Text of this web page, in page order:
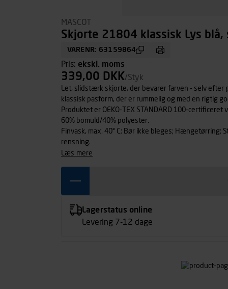
MASCOT
Skjorte 21804 klassisk Lys blå,
VARENR: 63159864
Pris: ekskl. moms
339,00 DKK/Styk
Let, slidstærk skjorte, der bevarer farven - selv efter
klassisk pasform, der er rummelig og med en rigtig
Produktet er OEKO-TEX STANDARD 100-
60% bomuld/40% polyester.
Finvask, max. 40° C; Bør ikke bleges; Hængetørring;
rensning.
læs mere
Lagerstatus online
Levering 7-12 dage